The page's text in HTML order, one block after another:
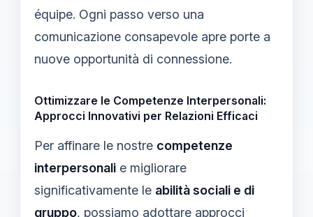
équipe. Ogni passo verso una
comunicazione consapevole apre porte a
nuove opportunità di connessione.
Ottimizzare le Competenze Interpersonali:
Approcci Innovativi per Relazioni Efficaci
Per affinare le nostre competenze
interpersonali e migliorare
significativamente le abilità sociali e di
gruppo, possiamo adottare approcci